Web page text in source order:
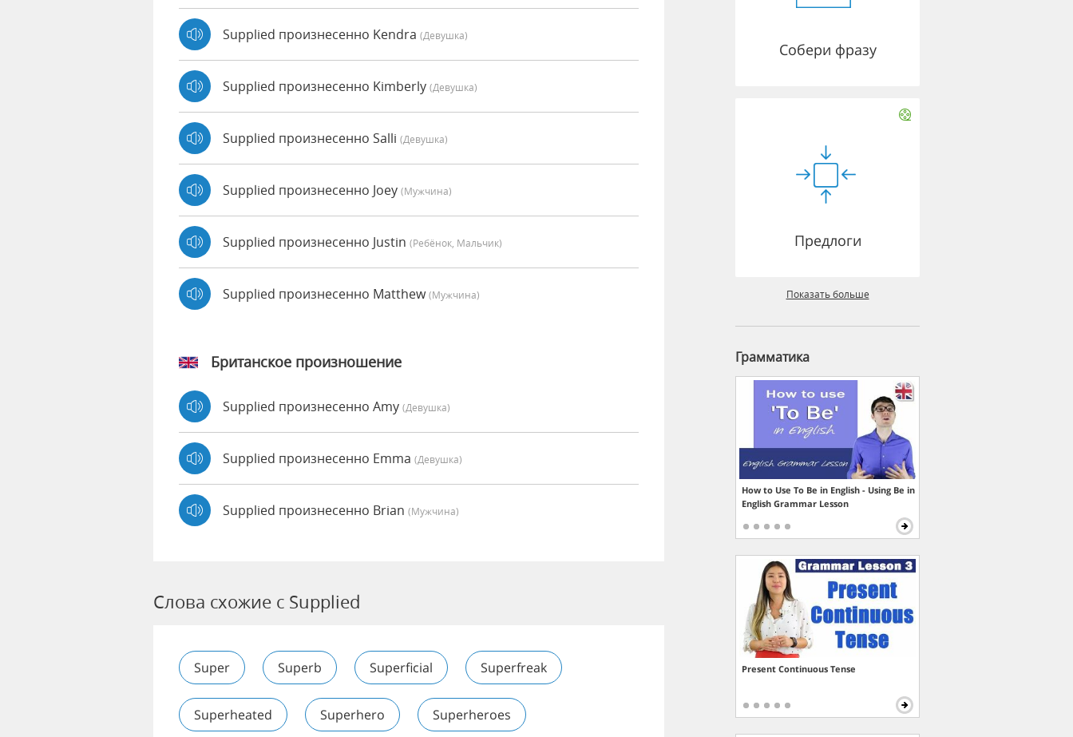
Supplied произнесенно Kendra (девушка)
Supplied произнесенно Kimberly (девушка)
Supplied произнесенно Salli (девушка)
Supplied произнесенно Joey (мужчина)
Supplied произнесенно Justin (Ребёнок, Мальчик)
Supplied произнесенно Matthew(мужчина)
Британское произношение
Supplied произнесенно Amy (девушка)
Supplied произнесенно Emma (девушка)
Supplied произнесенно Brian (мужчина)
Слова схожие с Supplied
Super Superb Superficial Superfreak
Superheated Superhero Superheroes
Собери фразу
Предлоги
Показать больше
Грамматика
How to Use To Be in English - Using Be in
English Grammar Lesson
Present Continuous Tense